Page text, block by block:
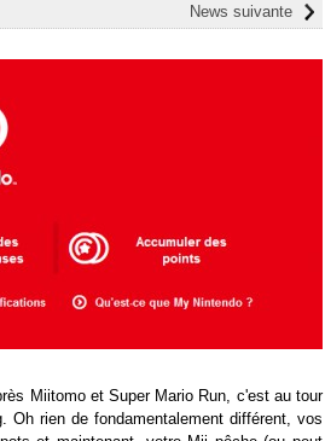
News suivante
Miitomo et Super Mario Run, c'est au tour
rien de fondamentalement différent, vos